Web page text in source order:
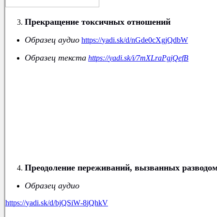
Прекращение токсичных отношений
Образец аудио https://yadi.sk/d/nGde0cXgjQdbW
Образец текста https://yadi.sk/i/7mXLraPgjQefB
Преодоление переживаний, вызванных
Образец аудио
https://yadi.sk/d/bjQSiW-8jQhkV